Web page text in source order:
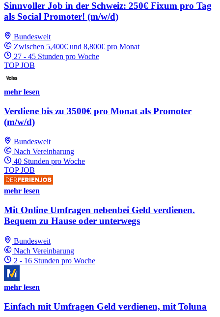
Sinnvoller Job in der Schweiz: 250€ Fixum pro Tag
als Social Promoter! (m/w/d)
Bundesweit
Zwischen 5,400€ und 8,800€ pro Monat
27 - 45 Stunden pro Woche
TOP JOB
mehr lesen
Verdiene bis zu 3500€ pro Monat als Promoter
(m/w/d)
Bundesweit
Nach Vereinbarung
40 Stunden pro Woche
TOP JOB
mehr lesen
Mit Online Umfragen nebenbei Geld verdienen.
Bequem zu Hause oder unterwegs
Bundesweit
Nach Vereinbarung
2 - 16 Stunden pro Woche
mehr lesen
Einfach mit Umfragen Geld verdienen, mit Toluna